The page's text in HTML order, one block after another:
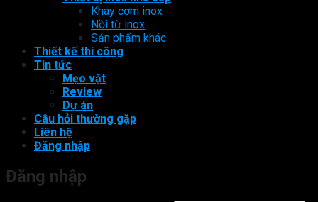
Khay cơm inox
Nồi từ inox
Sản phẩm khác
Thiết kế thi công
Tin tức
Mẹo vặt
Review
Dự án
Câu hỏi thường gặp
Liên hệ
Đăng nhập
Đăng nhập